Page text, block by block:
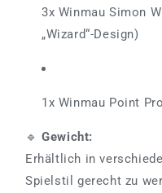
3x Winmau Simon
„Wizard“-Design)
1x Winmau Point
🔹Gewicht:
Erhältlich in
Spielstil gerecht zu